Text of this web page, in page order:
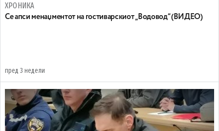
ХРОНИКА
Се апси менаџментот на гостиварскиот „Водовод“ (ВИДЕО)
пред 3 недели